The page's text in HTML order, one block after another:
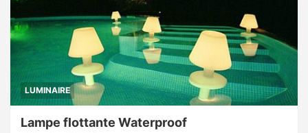
LUMINAIRE
Lampe flottante Waterproof